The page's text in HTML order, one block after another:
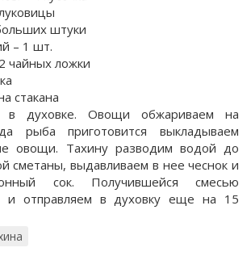
штуки
– 1 шт.
чайных ложки
стакана
в духовке. Овощи обжариваем на
рыба приготовится выкладываем
овощи. Тахину разводим водой до
сметаны, выдавливаем в нее чеснок и
сок. Получившейся смесью
и отправляем в духовку еще на 15